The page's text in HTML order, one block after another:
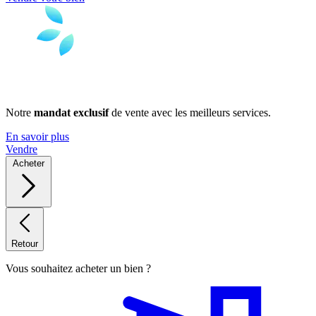
Notre mandat exclusifde vente avec les meilleurs services.
En savoir plus
Vendre
Acheter
Retour
Vous souhaitez acheter un bien ?